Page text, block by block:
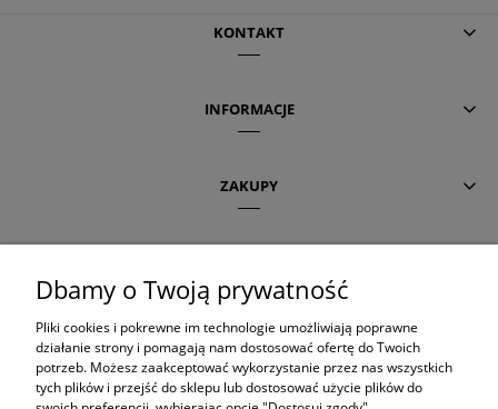
KONTAKT
INFORMACJE
ZAKUPY
AKTUALNE TEMATY
Dbamy o Twoją prywatność
Pliki cookies i pokrewne im technologie umożliwiają poprawne
działanie strony i pomagają nam dostosować ofertę do Twoich
potrzeb. Możesz zaakceptować wykorzystanie przez nas wszystkich
tych plików i przejść do sklepu lub dostosować użycie plików do